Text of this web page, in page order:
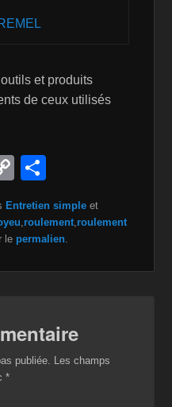
et produits
de ceux utilisés
C
p
y
Li
ta
g
er
Entretien simple et
roulement roulement
le permalien
publiée. Les champs
*